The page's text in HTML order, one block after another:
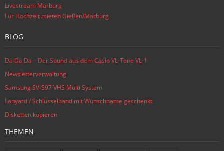
Livestream Marburg
Für Hochzeit mieten Gießen/Marburg
BLOG
Da Da Da – Der Sound aus dem Casio VL-Tone VL-1
Newsletterverwaltung
Samsung SV-S97 VHS Multi System
Lanyard / Schlüsselband mit Wunschname geschenkt
Disketten kopieren
THEMEN